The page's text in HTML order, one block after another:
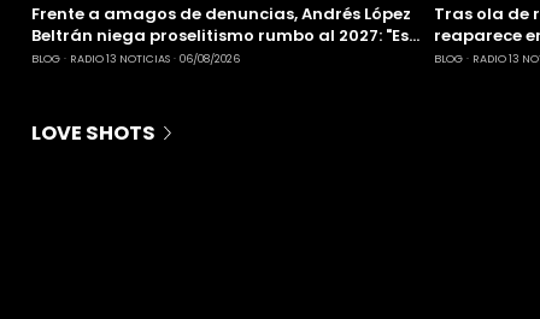
Frente a amagos de denuncias, Andrés López
Beltrán niega proselitismo rumbo al 2027: "Es
labor informativa"
BLOG RADIO 13 NOTICIAS 06/08/2026
Tras ola de
reaparece
publicitaria
BLOG RADIO 13
LOVE SHOTS